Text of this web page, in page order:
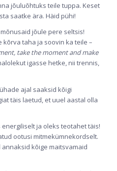
jõuluõhtuks teile tuppa. Keset
saatke ära. Häid pühi!
jõule pere seltsis!
taha ja soovin ka teile –
take the moment and make
igasse hetke, nii trennis,
ajal saaksid kõigi
täis laetud, et uuel aastal olla
energiliselt ja oleks teotahet täis!
ootusi mitmekümnekordselt.
kõige maitsvamaid